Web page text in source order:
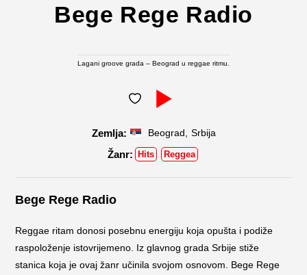
Bege Rege Radio
Lagani groove grada – Beograd u reggae ritmu.
Beograd Srbija
Hits Reggea
Bege Rege Radio
Reggae ritam donosi posebnu energiju koja opušta i podiže
raspoloženje istovrijemeno. Iz glavnog grada Srbije stiže
stanica koja je ovaj žanr učinila svojom osnovom. Bege Rege